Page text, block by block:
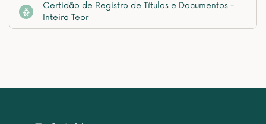
Certidão de Registro de Títulos e Documentos -
Inteiro Teor